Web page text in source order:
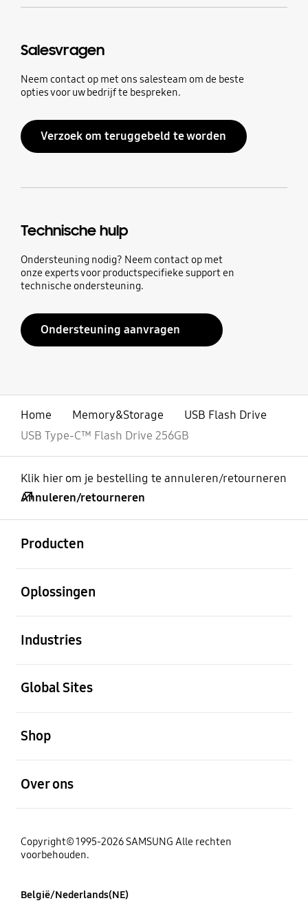
Salesvragen
Neem contact op met ons salesteam om de beste
opties voor uw bedrijf te bespreken.
Verzoek om teruggebeld te worden
Technische hulp
Ondersteuning nodig? Neem contact op met
onze experts voor productspecifieke support en
technische ondersteuning.
Ondersteuning aanvragen
Home Memory&Storage
USB Flash Drive
USB Type-C™ Flash Drive 256GB
Klik hier om je bestelling te annuleren/retourneren
Annuleren/retourneren
Producten
Oplossingen
Industries
Global Sites
Shop
Over ons
Copyright© 1995-2026 SAMSUNG Alle rechten
voorbehouden.
België/Nederlands(NE)